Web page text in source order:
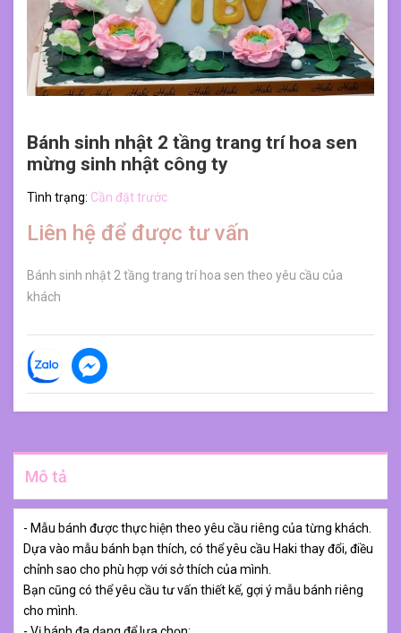
Bánh sinh nhật 2 tầng trang trí hoa sen
mừng sinh nhật công ty
Tình trạng: Cần đặt trước
Liên hệ để được tư vấn
Bánh sinh nhật 2 tầng trang trí hoa sen theo yêu cầu của
khách
Mô tả
- Mẫu bánh được thực hiện theo yêu cầu riêng của từng khách.
Dựa vào mẫu bánh bạn thích, có thể yêu cầu Haki thay đổi, điều
chỉnh sao cho phù hợp với sở thích của mình.
Bạn cũng có thể yêu cầu tư vấn thiết kế, gợi ý mẫu bánh riêng
cho mình.